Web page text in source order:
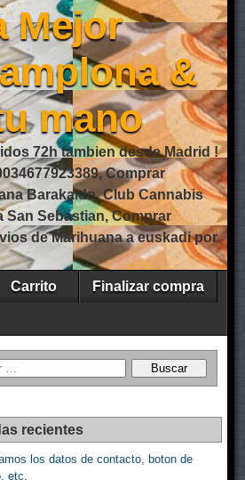
Mejor
&
mano
72h tambien desde Madrid !
Comprar
Barakaldo, Club Cannabis
San Sebastian, Comprar
de Marihuana a euskadi por
Carrito Finalizar compra
recientes
los datos de contacto, boton de
etc.